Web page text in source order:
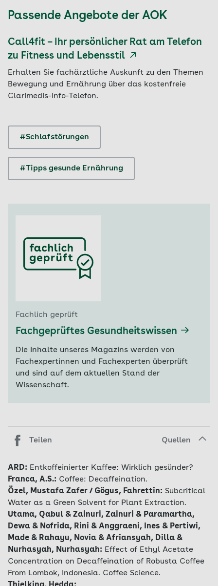
Passende Angebote der AOK
Call4fit – Ihr persönlicher Rat am Telefon
zu Fitness und Lebensstil
Erhalten Sie fachärztliche Auskunft zu den Themen
Bewegung und Ernährung über das kostenfreie
Clarimedis-Info-Telefon.
#Schlafstörungen
#Tipps gesunde Ernährung
Fachlich geprüft
Fachgeprüftes Gesundheitswissen
Die Inhalte unseres Magazins werden von
Fachexpertinnen und Fachexperten überprüft
und sind auf dem aktuellen Stand der
Wissenschaft.
Teilen Quellen
ARD: Entkoffeinierter Kaffee: Wirklich gesünder?
Franca, A.S.: Coffee: Decaffeination.
Özel, Mustafa Zafer / Gögus, Fahrettin: Subcritical
Water as a Green Solvent for Plant Extraction.
Utama, Qabul & Zainuri, Zainuri & Paramartha,
Dewa & Nofrida, Rini & Anggraeni, Ines & Pertiwi,
Made & Rahayu, Novia & Afriansyah, Dilla &
Nurhasyah, Nurhasyah: Effect of Ethyl Acetate
Concentration on Decaffeination of Robusta Coffee
From Lombok, Indonesia. Coffee Science.